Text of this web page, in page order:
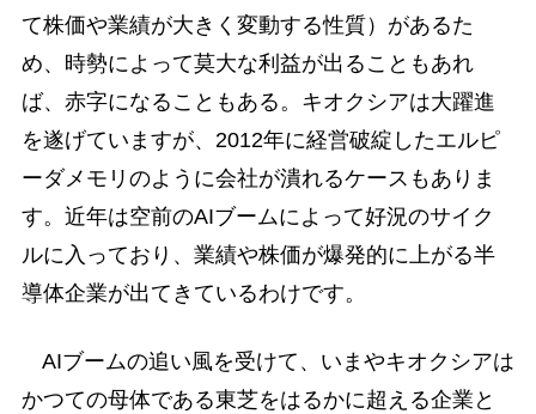
て株価や業績が大きく変動する性質）があるた
め、時勢によって莫大な利益が出ることもあれ
ば、赤字になることもある。キオクシアは大躍進
を遂げていますが、2012年に経営破綻したエルピ
ーダメモリのように会社が潰れるケースもありま
す。近年は空前のAIブームによって好況のサイク
ルに入っており、業績や株価が爆発的に上がる半
導体企業が出てきているわけです。
AIブームの追い風を受けて、いまやキオクシアは
かつての母体である東芝をはるかに超える企業と